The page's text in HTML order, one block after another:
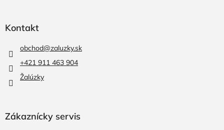
Kontakt
obchod@zaluzky.sk
+421 911 463 904
Žalúzky
Zákaznícky servis